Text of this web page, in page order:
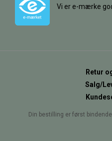
Vi er e-mærke
Retur
Salg/
Din bestilling er først